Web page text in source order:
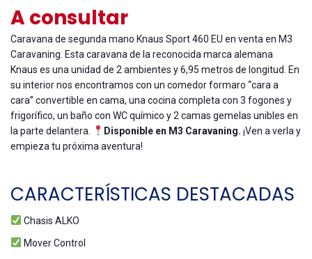
A consultar
Caravana de segunda mano Knaus Sport 460 EU en venta en M3
Caravaning. Esta caravana de la reconocida marca alemana
Knaus es una unidad de 2 ambientes y 6,95 metros de longitud. En
su interior nos encontramos con un comedor formaro “cara a
cara” convertible en cama, una cocina completa con 3 fogones y
frigorífico, un baño con WC químico y 2 camas gemelas unibles en
la parte delantera.
Disponible en M3 Caravaning. ¡Ven a verla y
empieza tu próxima aventura!
CARACTERÍSTICAS DESTACADAS
Chasis ALKO
Mover Control